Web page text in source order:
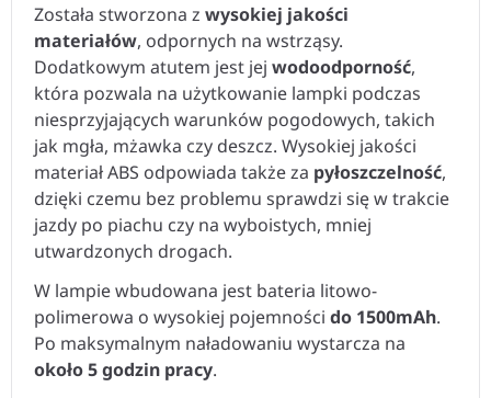
Została stworzona z wysokiej jakości
materiałów, odpornych na wstrząsy.
Dodatkowym atutem jest jej wodoodporność,
która pozwala na użytkowanie lampki podczas
niesprzyjających warunków pogodowych, takich
jak mgła, mżawka czy deszcz. Wysokiej jakości
materiał ABS odpowiada także za pyłoszczelność,
dzięki czemu bez problemu sprawdzi się w trakcie
jazdy po piachu czy na wyboistych, mniej
utwardzonych drogach.
W lampie wbudowana jest bateria litowo-
polimerowa o wysokiej pojemności do 1500mAh.
Po maksymalnym naładowaniu wystarcza na
około 5 godzin pracy.